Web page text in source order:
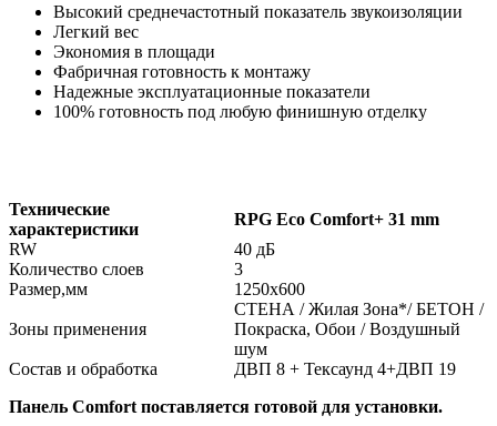
Высокий среднечастотный показатель звукоизоляции
Легкий вес
Экономия в площади
Фабричная готовность к монтажу
Надежные эксплуатационные показатели
100% готовность под любую финишную отделку
Технические
характеристики
RPG Eco Comfort+ 31 mm
RW
40 дБ
Количество слоев
3
Размер,мм
1250х600
Зоны применения
СТЕНА / Жилая Зона*/ БЕТОН /
Покраска, Обои / Воздушный
шум
Состав и обработка
ДВП 8 + Тексаунд 4+ДВП 19
Панель Comfort поставляется готовой для установки.